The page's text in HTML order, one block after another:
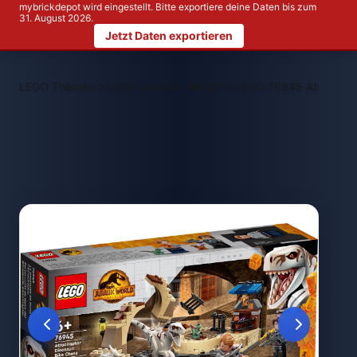
mybrickdepot wird eingestellt. Bitte exportiere deine Daten bis zum
31. August 2026.
Jetzt Daten exportieren
LEGO Themen > LEGO 76945